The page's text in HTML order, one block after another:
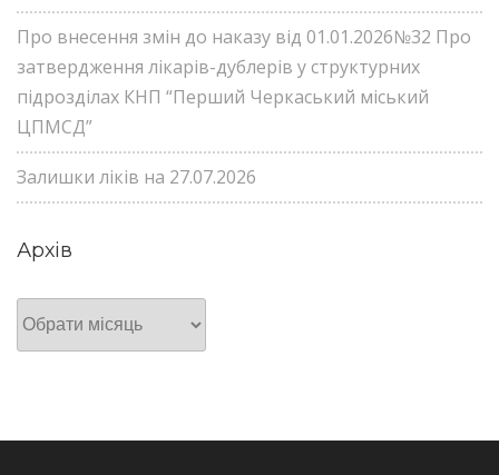
Про внесення змін до наказу від 01.01.2026№32 Про
затвердження лікарів-дублерів у структурних
підрозділах КНП “Перший Черкаський міський
ЦПМСД”
Залишки ліків на 27.07.2026
Архів
Архів